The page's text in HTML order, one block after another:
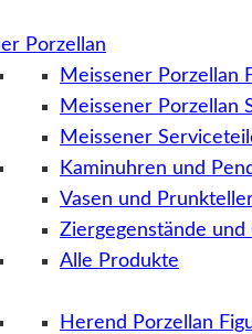
Porzellan
Meissener Porzellan
Meissener Porzellan
Meissener
Kaminuhren und
Vasen und
Ziergegenstände und
Alle Produkte
Herend Porzellan